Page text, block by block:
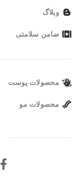
وبلاگ
ضامن سلامتی
محصولات پوست
محصولات مو